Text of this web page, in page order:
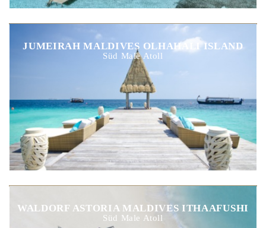
JUMEIRAH MALDIVES OLHAHALI ISLAND
Süd Male Atoll
WALDORF ASTORIA MALDIVES ITHAAFUSHI
Süd Male Atoll